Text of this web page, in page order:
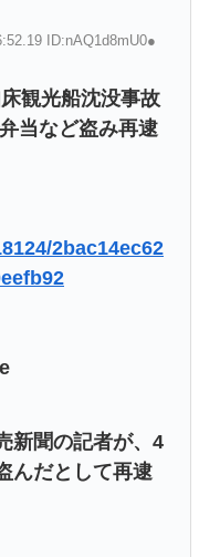
ID:nAQ1d8mU0●
観光船沈没事故
当など盗み再逮
2bac14ec62
新聞の記者が、4
んだとして再逮